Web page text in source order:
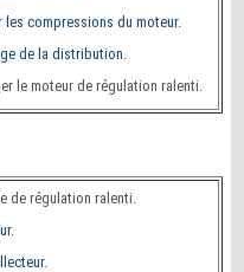
compressions du moteur.
de la distribution.
le moteur de régulation ralenti.
de régulation ralenti.